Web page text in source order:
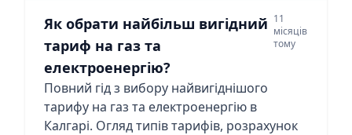
Як обрати найбільш вигідний
тариф на газ та
електроенергію?
11
місяців
тому
Повний гід з вибору найвигіднішого
тарифу на газ та електроенергію в
Калгарі. Огляд типів тарифів, розрахунок